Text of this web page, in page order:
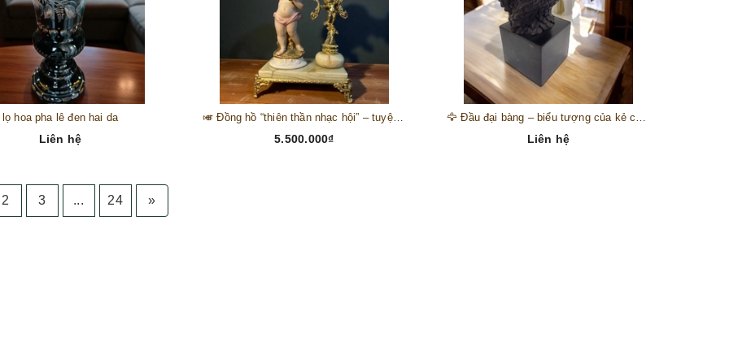
lọ hoa pha lê đen hai da
Liên hệ
🎺 Đồng hồ “thiên thần nhạc hội” – tuyệt mỹ phẩm trang trí phong cách hoàng gia 🎼
5.500.000₫ Liên hệ
2 3 ... 24 »